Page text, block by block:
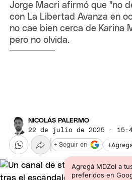
Jorge Macri afirmó que "no
con La Libertad Avanza en
no cae bien cerca de Karina
pero no olvida.
NICOLÁS PALERMO
22 de julio de 2025 ·
+
Agregá MDZol a
preferidos en
+ Seguir en